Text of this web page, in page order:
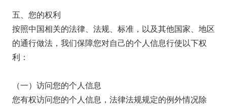
五、您的权利
按照中国相关的法律、法规、标准，以及其他国家、地区
的通行做法，我们保障您对自己的个人信息行使以下权
利：
（一）访问您的个人信息
您有权访问您的个人信息，法律法规规定的例外情况除